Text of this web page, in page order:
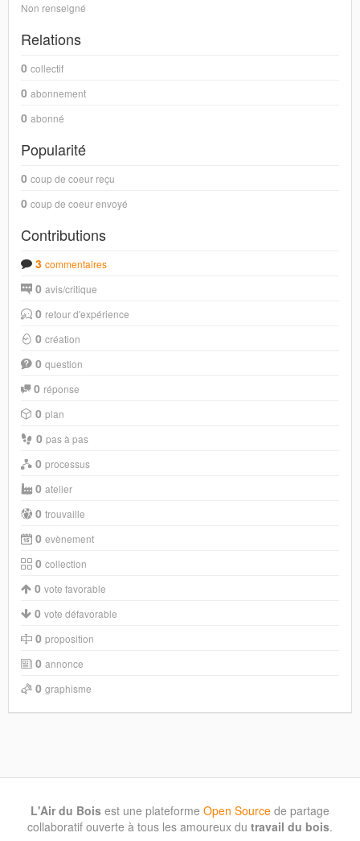
Non renseigné
Relations
0 collectif
0 abonnement
0 abonné
Popularité
0 coup de coeur reçu
0 coup de coeur envoyé
Contributions
3 commentaires
0 avis/critique
0 retour d'expérience
0 création
0 question
0 réponse
0 plan
0 pas à pas
0 processus
0 atelier
0 trouvaille
0 evènement
0 collection
0 vote favorable
0 vote défavorable
0 proposition
0 annonce
0 graphisme
L'Air du Bois est une plateforme Open Source de partage
collaboratif ouverte à tous les amoureux du travail du bois.